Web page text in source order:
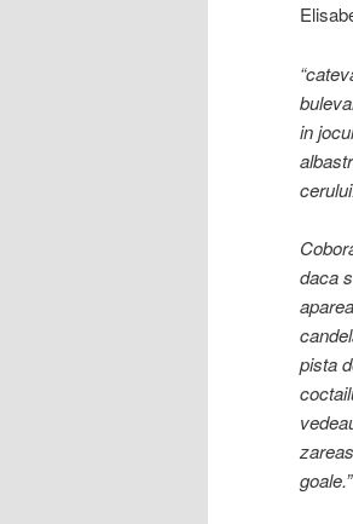
in
daca
pista
goale.”